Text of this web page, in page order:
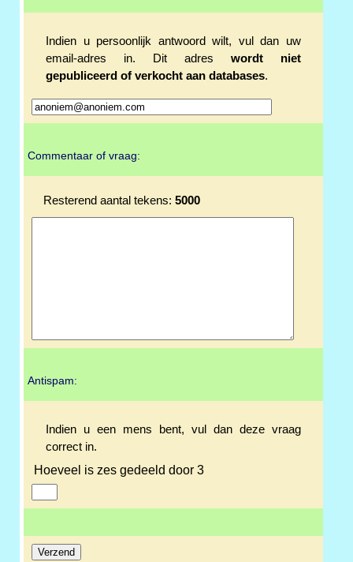
Indien u persoonlijk antwoord wilt, vul dan uw
email-adres in. Dit adres wordt niet
gepubliceerd of verkocht aan databases.
Commentaar of vraag:
Resterend aantal tekens: 5000
Antispam:
Indien u een mens bent, vul dan deze vraag
correct in.
Hoeveel is zes gedeeld door 3